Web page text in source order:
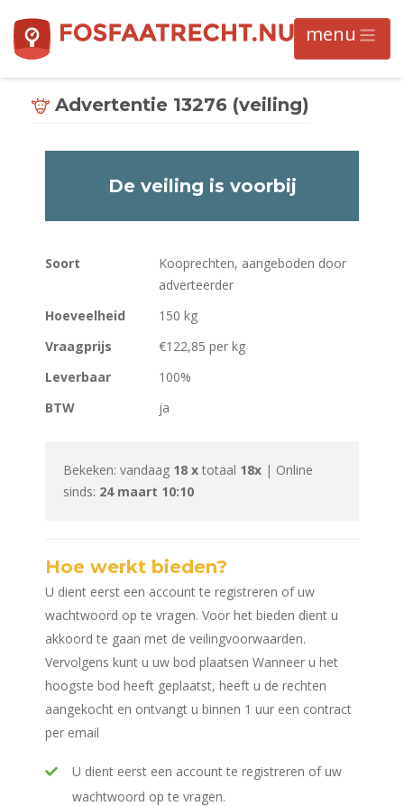
Advertentie 13276 (veiling)
Soort
Kooprechten, aangeboden door
adverteerder
Hoeveelheid
150 kg
Vraagprijs
€122,85 per kg
Leverbaar
100%
BTW
ja
Bekeken: vandaag 18 x totaal 18x | Online
sinds: 24 maart 10:10
Hoe werkt bieden?
U dient eerst een account te registreren of uw
wachtwoord op te vragen. Voor het bieden dient u
akkoord te gaan met de veilingvoorwaarden.
Vervolgens kunt u uw bod plaatsen Wanneer u het
hoogste bod heeft geplaatst, heeft u de rechten
aangekocht en ontvangt u binnen 1 uur een contract
per email
U dient eerst een account te registreren of uw
wachtwoord op te vragen.
De veiling is voorbij